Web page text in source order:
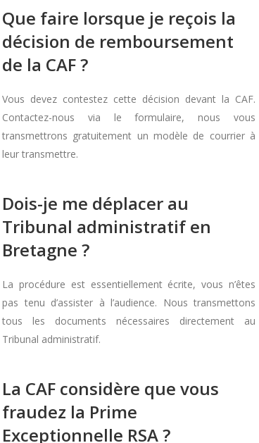
Que faire lorsque je reçois la
décision de remboursement
de la CAF ?
Vous devez contestez cette décision devant la CAF.
Contactez-nous via le formulaire, nous vous
transmettrons gratuitement un modèle de courrier à
leur transmettre.
Dois-je me déplacer au
Tribunal administratif en
Bretagne ?
La procédure est essentiellement écrite, vous n’êtes
pas tenu d’assister à l’audience. Nous transmettons
tous les documents nécessaires directement au
Tribunal administratif.
La CAF considère que vous
fraudez la Prime
Exceptionnelle RSA ?